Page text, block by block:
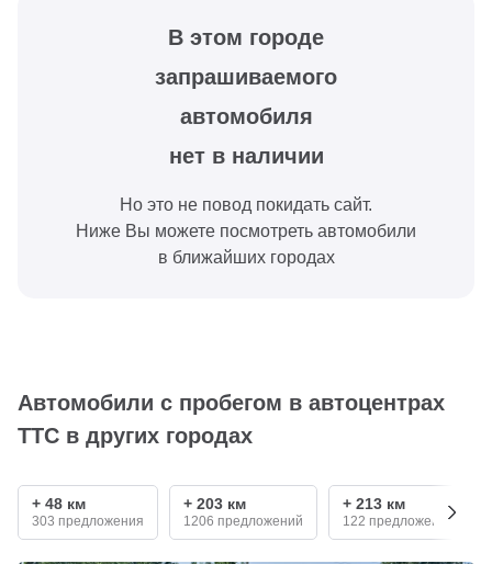
В этом городе
запрашиваемого
автомобиля
нет в наличии
Но это не повод покидать сайт.
Ниже Вы можете посмотреть автомобили
в ближайших городах
Автомобили с пробегом в автоцентрах
ТТС в других городах
+ 48 км
303 предложения
+ 203 км
1206 предложений
+ 213 км
122 предложения